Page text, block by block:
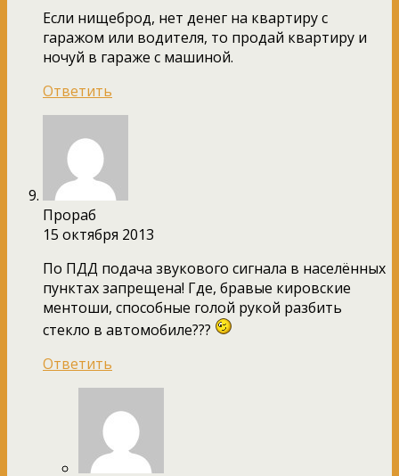
Если нищеброд, нет денег на квартиру с
гаражом или водителя, то продай квартиру и
ночуй в гараже с машиной.
Ответить
Прораб
15 октября 2013
По ПДД подача звукового сигнала в населённых
пунктах запрещена! Где, бравые кировские
ментоши, способные голой рукой разбить
стекло в автомобиле???
Ответить